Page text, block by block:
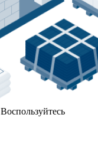
Воспользуйтесь